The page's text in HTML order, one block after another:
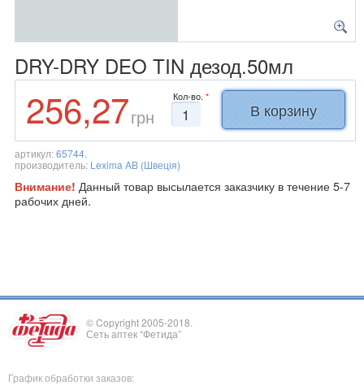
DRY-DRY DEO TIN дезод.50мл
256,27грн
Кол-во. *
артикул:65744.
производитель: Lexima AB (Швеція)
Внимание! Данный товар высылается заказчику в течение 5-7
рабочих дней.
© Copyright 2005-2018.
Сеть аптек “Фетида”
График обработки заказов: